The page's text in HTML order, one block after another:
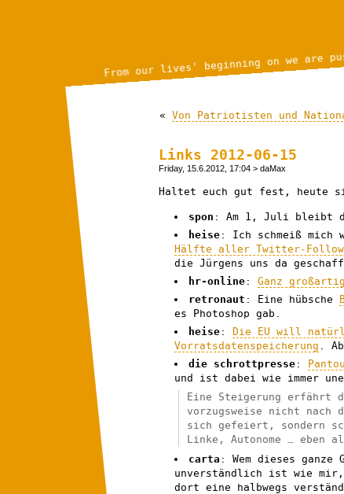
From our lives' beginning on we are
« Von Patriotisten und
Links 2012-06-15
Friday, 15.6.2012, 17:04 > daMax
Haltet euch gut fest, heute
spon : Am 1, Juli bleibt
heise : Ich schmeiß mich
Hälfte aller Twitter-
die Jürgens uns da
hr-online :Ganz
retronaut : Eine hübsche
es Photoshop gab.
heise :Die EU will
Vorratsdatenspeicherung .
die schrottpresse :
und ist dabei wie immer
Eine Steigerung erfährt
vorzugsweise nicht nach
sich gefeiert, sondern
Linke, Autonome … eben
carta : Wem dieses
unverständlich ist wie mir,
dort eine halbwegs